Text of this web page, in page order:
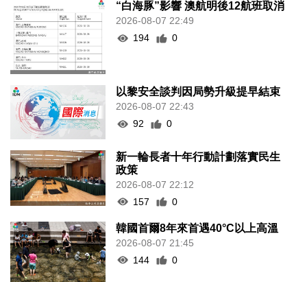
“白海豚”影響 澳航明後12航班取消
2026-08-07 22:49
194
0
以黎安全談判因局勢升級提早結束
2026-08-07 22:43
92
0
新一輪長者十年行動計劃落實民生
政策
2026-08-07 22:12
157
0
韓國首爾8年來首遇40°C以上高溫
2026-08-07 21:45
144
0